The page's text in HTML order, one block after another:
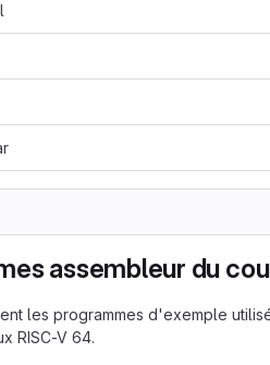
assembleur du
les programmes d'exemple
RISC-V 64.